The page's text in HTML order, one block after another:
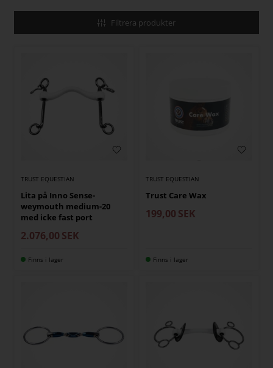
Filtrera produkter
TRUST EQUESTIAN
Lita på Inno Sense-
weymouth medium-20
med icke fast port
2.076,00 SEK
Finns i lager
TRUST EQUESTIAN
Trust Care Wax
199,00 SEK
Finns i lager